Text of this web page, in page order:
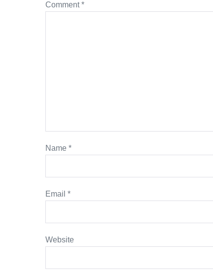
Comment*
Name *
Email *
Website